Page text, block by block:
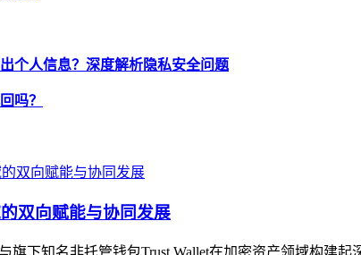
个人信息？深度解析隐私安全问题
吗？
双向赋能与协同发展
旗下知名非托管钱包Trust Wallet在加密资产领域构建